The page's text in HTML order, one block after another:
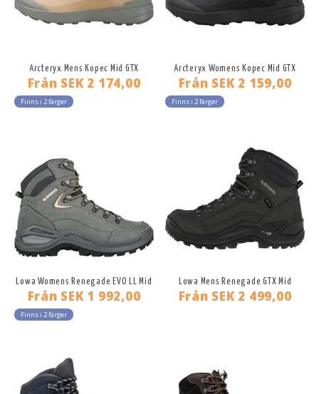
Arcteryx Mens Kopec Mid GTX
Från SEK 2 174,00
Finns i 2 färger
Arcteryx Womens Kopec Mid GTX
Från SEK 2 159,00
Finns i 2 färger
Lowa Womens Renegade EVO LL Mid
Från SEK 1 992,00
Finns i 2 färger
Lowa Mens Renegade GTX Mid
Från SEK 2 499,00